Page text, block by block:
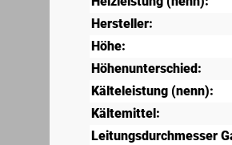
Hersteller:
Höhe:
Höhenunterschied:
Kälteleistung (nenn):
Kältemittel:
Leitungsdurchmesser